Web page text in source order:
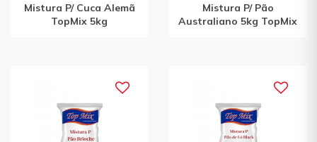
Mistura P/ Cuca Alemã
TopMix 5kg
Mistura P/ Pão
Australiano 5kg TopMix